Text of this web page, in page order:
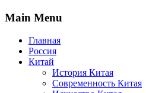
Main Menu
Главная
Россия
Китай
История Китая
Современность Китая